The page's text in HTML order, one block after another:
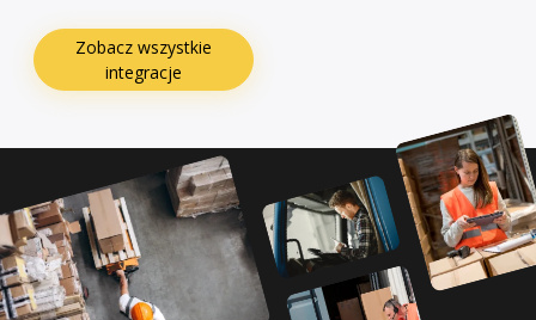
Zobacz wszystkie
integracje